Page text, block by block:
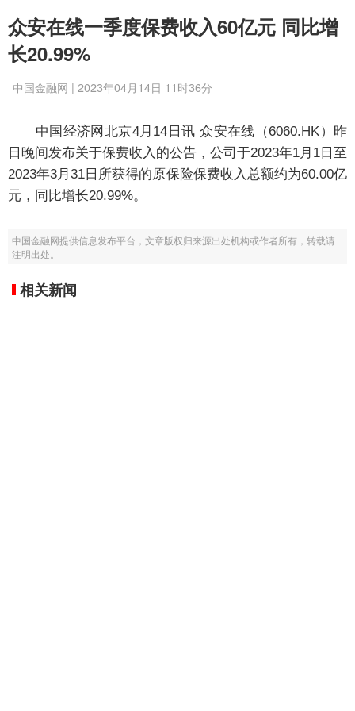
众安在线一季度保费收入60亿元 同比增
长20.99%
中国金融网 | 2023年04月14日 11时36分
中国经济网北京4月14日讯 众安在线（6060.HK）昨
日晚间发布关于保费收入的公告，公司于2023年1月1日至
2023年3月31日所获得的原保险保费收入总额约为60.00亿
元，同比增长20.99%。
中国金融网提供信息发布平台，文章版权归来源出处机构或作者所有，转载请
注明出处。
相关新闻